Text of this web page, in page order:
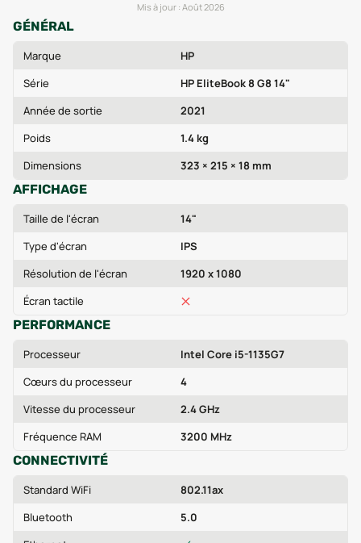
Mis à jour : Août 2026
GÉNÉRAL
Marque
HP
Série
HP EliteBook 8 G8 14"
Année de sortie
2021
Poids
1.4 kg
Dimensions
323 × 215 × 18 mm
AFFICHAGE
Taille de l'écran
14"
Type d'écran
IPS
Résolution de l'écran
1920 x 1080
Écran tactile
PERFORMANCE
Processeur
Intel Core i5-1135G7
Cœurs du processeur
4
Vitesse du processeur
2.4 GHz
Fréquence RAM
3200 MHz
CONNECTIVITÉ
Standard WiFi
802.11ax
Bluetooth
5.0